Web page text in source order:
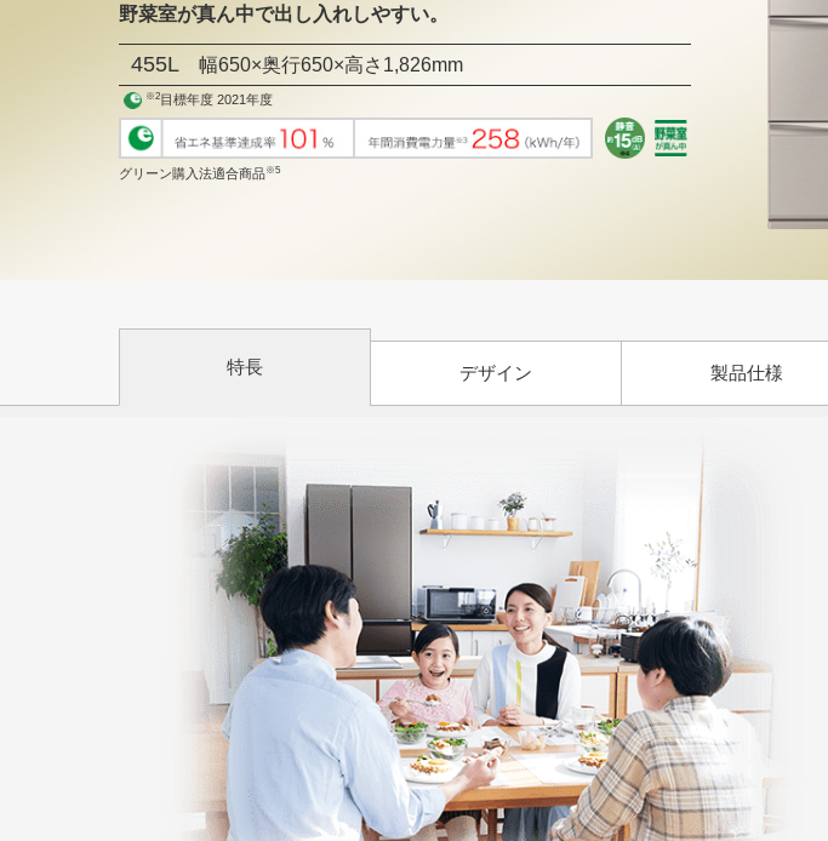
野菜室が真ん中で出し入れしやすい。
455L 幅650×奥行650×高さ1,826mm
※2 目標年度 2021年度
グリーン購入法適合商品※5
特長 デザイン 製品仕様